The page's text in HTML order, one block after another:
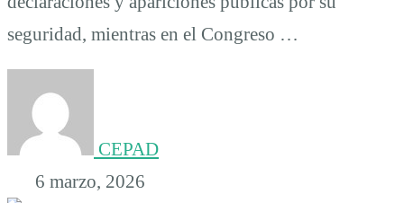
seguridad, mientras en el Congreso …
CEPAD
6 marzo, 2026